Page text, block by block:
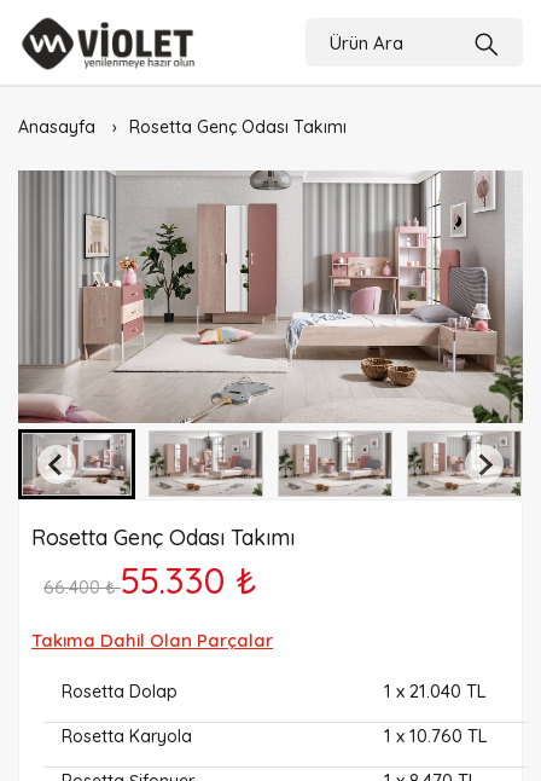
Anasayfa Rosetta Genç Odası Takımı
Rosetta Genç Odası Takımı
66.400 ₺55.330 ₺
Takıma Dahil Olan Parçalar
Rosetta Dolap 1 x 21.040 TL
Rosetta Karyola 1 x 10.760 TL